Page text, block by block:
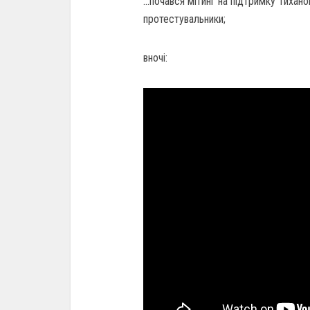
протестувальники;
вночі: